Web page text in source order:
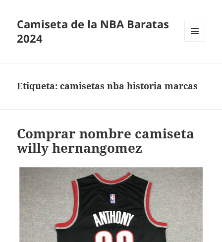
Camiseta de la NBA Baratas
2024
Etiqueta:camisetas nba historia marcas
Comprar nombre camiseta
willy hernangomez